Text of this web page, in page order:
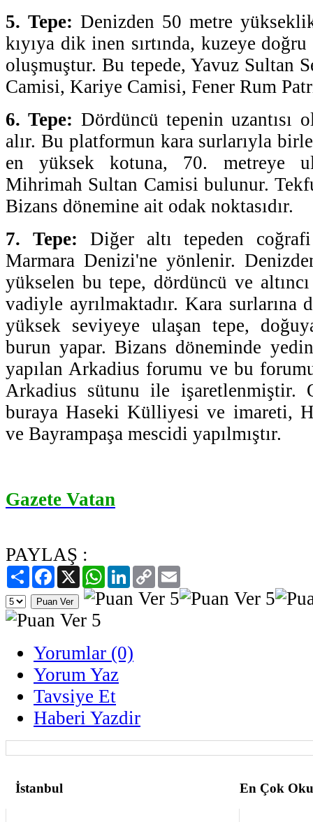
5. Tepe: Denizden 50 metre
kıyıya dik inen sırtında, kuzeye
oluşmuştur. Bu tepede, Yavuz Sultan
Camisi, Kariye Camisi, Fener Rum
6. Tepe: Dördüncü tepenin uzantısı
alır. Bu platformun kara surlarıyla
en yüksek kotuna, 70. metreye
Mihrimah Sultan Camisi bulunur.
Bizans dönemine ait odak noktasıdır.
7. Tepe: Diğer altı tepeden coğrafi
Marmara Denizi'ne yönlenir.
yükselen bu tepe, dördüncü ve
vadiyle ayrılmaktadır. Kara surlarına
yüksek seviyeye ulaşan tepe,
burun yapar. Bizans döneminde
yapılan Arkadius forumu ve bu
Arkadius sütunu ile işaretlenmiştir.
buraya Haseki Külliyesi ve imareti,
ve Bayrampaşa mescidi yapılmıştır.
Gazete Vatan
PAYLAŞ :
PaylaşFacebook
X WhatsAppLinkedIn
Copy
Link
Yorumlar (0)
Yorum Yaz
Tavsiye Et
Haberi Yazdir
İstanbul En Çok